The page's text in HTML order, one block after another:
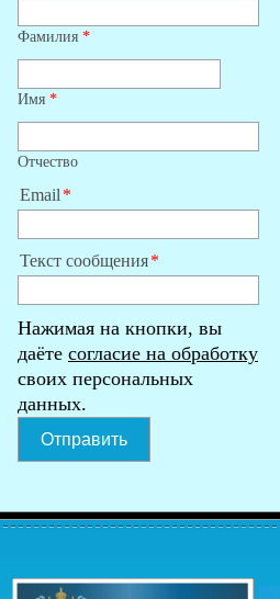
Фамилия *
Имя *
Отчество
Email
Текст сообщения
Нажимая на кнопки, вы
даёте согласие на обработку
своих персональных
данных.
Отправить